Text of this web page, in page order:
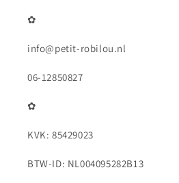
✿
info@petit-robilou.nl
06-12850827
✿
KVK: 85429023
BTW-ID: NL004095282B13